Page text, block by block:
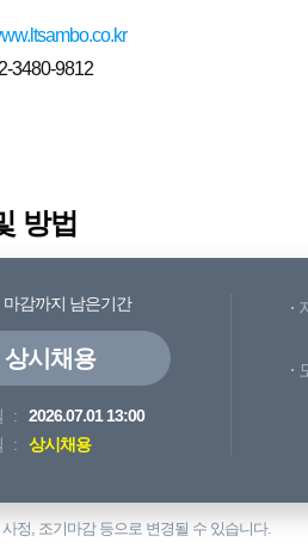
3480-9812
방법
마감까지 남은기간
상시채용
2026.07.01 13:00
상시채용
정, 조기마감 등으로 변경될 수 있습니다.